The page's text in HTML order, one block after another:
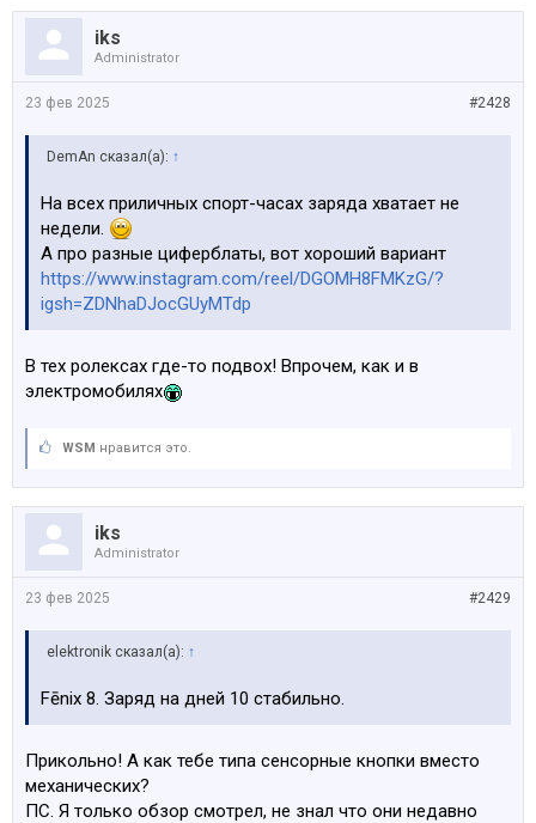
iks
Administrator
#2428
23 фев 2025
DemAn сказал(а): ↑
На всех приличных спорт-часах заряда хватает не
недели.
А про разные циферблаты, вот хороший вариант
https://www.instagram.com/reel/DGOMH8FMKzG/?
igsh=ZDNhaDJocGUyMTdp
В тех ролексах где-то подвох! Впрочем, как и в
электромобилях
WSM нравится это.
iks
Administrator
#2429
23 фев 2025
elektronik сказал(а): ↑
Fēnix 8. Заряд на дней 10 стабильно.
Прикольно! А как тебе типа сенсорные кнопки вместо
механических?
ПС. Я только обзор смотрел, не знал что они недавно